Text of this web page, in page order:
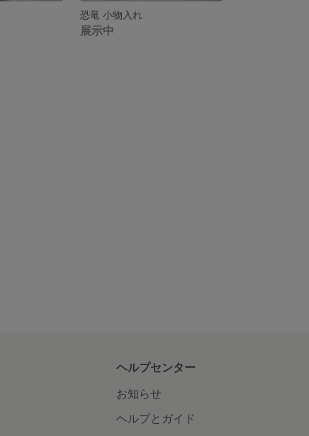
恐竜 小物入れ
展示中
ヘルプセンター
お知らせ
ヘルプとガイド